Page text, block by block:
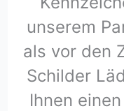
unserem
als vor den
Schilder
Ihnen